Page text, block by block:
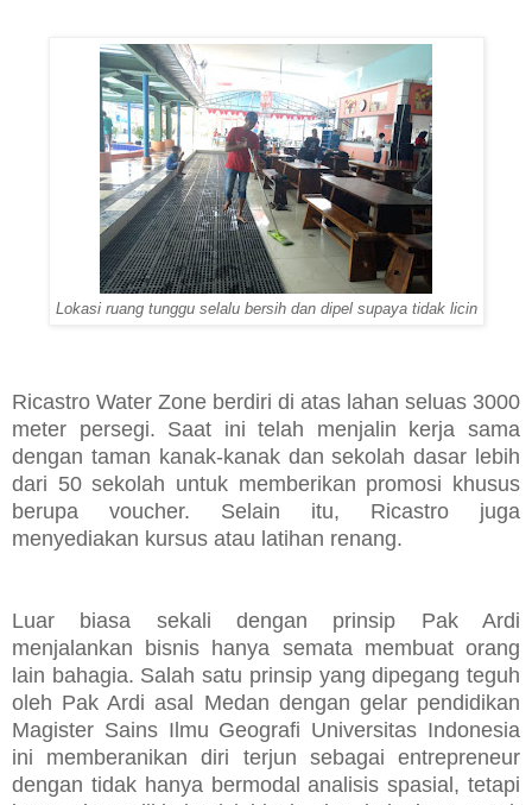
Lokasi ruang tunggu selalu bersih dan dipel supaya tidak licin
Ricastro Water Zone berdiri di atas lahan seluas 3000
meter persegi. Saat initelah menjalin kerja sama
dengan taman kanak-kanak dan sekolah dasar lebih
dari 50 sekolah untuk memberikan promosi khusus
berupa voucher. Selain itu, Ricastro juga
menyediakan kursus atau latihan renang.
Luar biasa sekali dengan prinsip Pak Ardi
menjalankan bisnis hanya semata membuat orang
lain bahagia. Salah satu prinsip yang dipegang teguh
oleh Pak Ardiasal Medan dengan gelar pendidikan
Magister Sains Ilmu Geografi Universitas Indonesia
ini memberanikan diri terjun sebagai entrepreneur
dengan tidak hanya bermodal analisis spasial, tetapi